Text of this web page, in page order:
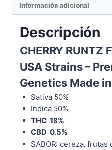
Información adicional
Descripción
CHERRY RUNTZ
USA Strains –
Genetics Made
Sativa 50%
Indica 50%
THC 18%
CBD 0.5%
SABOR: cereza, frutas